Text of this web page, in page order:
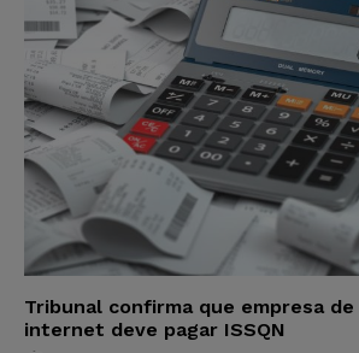
Tribunal confirma que empresa de
internet deve pagar ISSQN